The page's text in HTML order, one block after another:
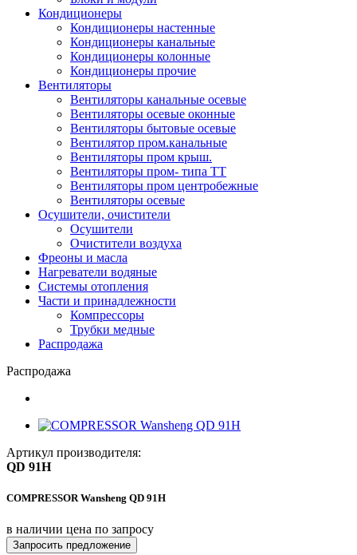
Кондиционеры
Кондиционеры настенные
Кондиционеры канальные
Кондиционеры колонные
Кондиционеры прочие
Вентиляторы
Вентиляторы канальные осевые
Вентиляторы осевые оконные
Вентиляторы бытовые осевые
Вентилятор пром.канальные
Вентиляторы пром крыш.
Вентиляторы пром- типа ТТ
Вентиляторы пром центробежные
Вентиляторы осевые
Осушители, очистители
Осушители
Очистители воздуха
Фреоны и масла
Нагреватели водяные
Системы отопления
Части и принадлежности
Компрессоры
Трубки медные
Раcпродажа
Распродажа
Артикул производителя:
QD 91H
COMPRESSOR Wansheng QD 91H
в наличии цена по запросу
Запросить предложение